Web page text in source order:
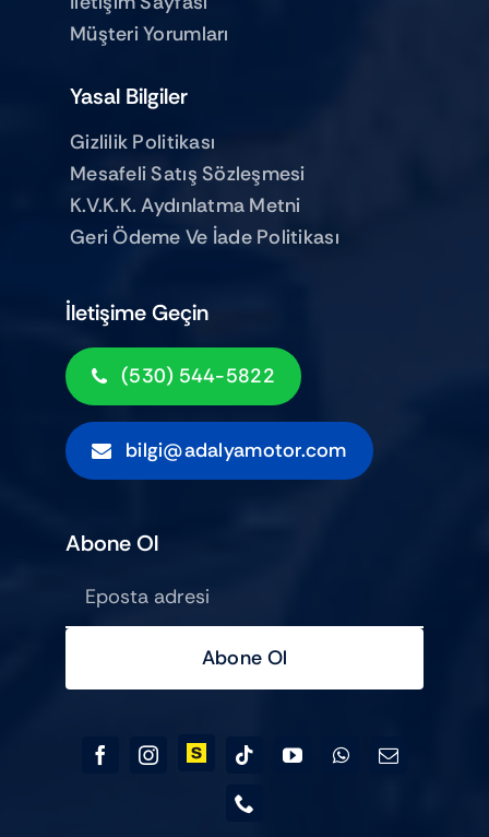
İletişime Geçin
(530) 544-5822
bilgi@adalyamotor.com
Müşteri Yorumları
Yasal Bilgiler
Gizlilik Politikası
Mesafeli Satış Sözleşmesi
K.V.K.K. Aydınlatma Metni
Geri Ödeme Ve İade Politikası
Abone Ol
Abone Ol